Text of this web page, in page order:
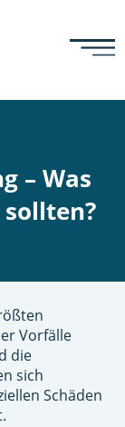
– Was
Vorfälle
die
sich
Schäden